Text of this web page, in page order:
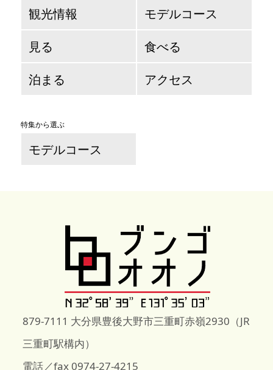
観光情報
モデルコース
見る
食べる
泊まる
アクセス
特集から選ぶ
モデルコース
879-7111 大分県豊後大野市三重町赤嶺2930（JR
三重町駅構内）
電話／fax 0974-27-4215